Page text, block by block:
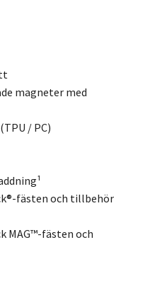
magneter med
/ PC)
fästen och tillbehör
MAG™-fästen och